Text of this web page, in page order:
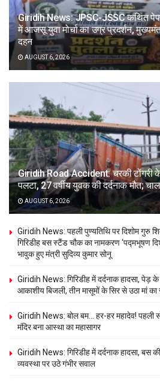
Giridih News: JPSC-JSSC कथित पेपर
में आजसू युवा मोर्चा का उग्र प्रदर्शन,
दहन
AUGUST 6, 2026
Giridih Road Accident: चरकी टोंगरी
पलटा, 27 वर्षीय युवक की दर्दनाक मौत;
AUGUST 6, 2026
Giridih News: पहली पुण्यतिथि पर दिशोम गुरु
गिरिडीह बस स्टैंड चौक का नामकरण ‘पद्मभूषण
भावुक हुए मंत्री सुदिव्य कुमार सोनू
Giridih News: गिरिडीह में दर्दनाक हादसा, पेड़ के
आकाशीय बिजली, तीन मासूमों के सिर से उठा मां का
Giridih News: बोल बम… हर-हर महादेव! पहली
मंदिर बना आस्था का महासागर
Giridih News: गिरिडीह में दर्दनाक हादसा, बस
व्यवस्था पर उठे गंभीर सवाल